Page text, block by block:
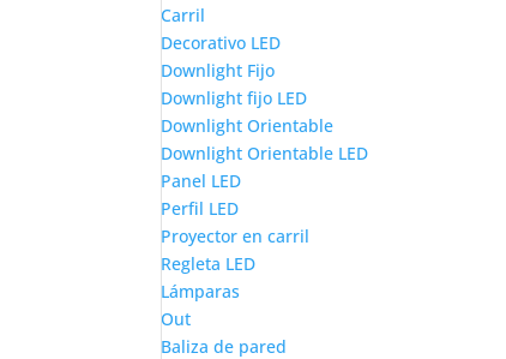
Carril
Decorativo LED
Downlight Fijo
Downlight fijo LED
Downlight Orientable
Downlight Orientable LED
Panel LED
Perfil LED
Proyector en carril
Regleta LED
Lámparas
Out
Baliza de pared